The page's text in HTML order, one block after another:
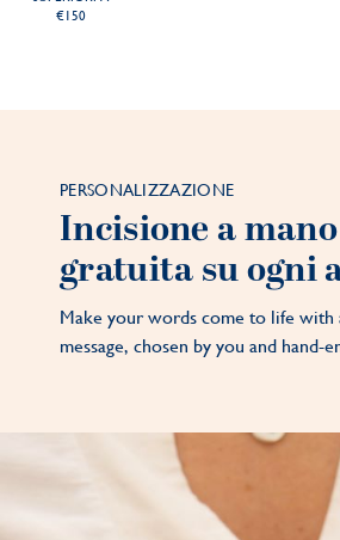
€150
PERSONALIZZAZIONE
Incisione a mano
gratuita su ogni
Make your words come to life with
message, chosen by you and hand-